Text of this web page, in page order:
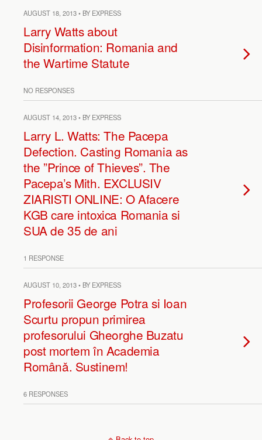
AUGUST 18, 2013 • BY EXPRESS
Larry Watts about
Disinformation: Romania and
the Wartime Statute
NO RESPONSES
AUGUST 14, 2013 • BY EXPRESS
Larry L. Watts: The Pacepa
Defection. Casting Romania as
the ”Prince of Thieves”. The
Pacepa’s Mith. EXCLUSIV
ZIARISTI ONLINE: O Afacere
KGB care intoxica Romania si
SUA de 35 de ani
1 RESPONSE
AUGUST 10, 2013 • BY EXPRESS
Profesorii George Potra si Ioan
Scurtu propun primirea
profesorului Gheorghe Buzatu
post mortem în Academia
Românǎ. Sustinem!
6 RESPONSES